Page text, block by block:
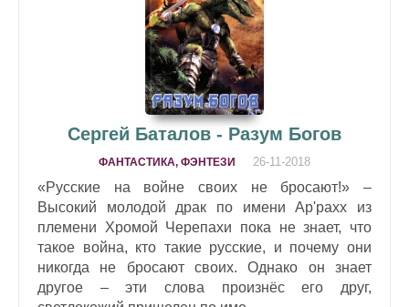
Сергей Баталов - Разум Богов
ФАНТАСТИКА, ФЭНТЕЗИ 26-11-2018
«Русские на войне своих не бросают!» –
Высокий молодой драк по имени Ар'рахх из
племени Хромой Черепахи пока не знает, что
такое война, кто такие русские, и почему они
никогда не бросают своих. Однако он знает
другое – эти слова произнёс его друг,